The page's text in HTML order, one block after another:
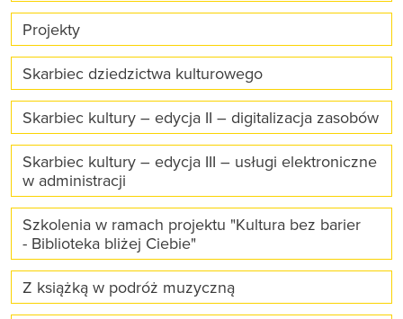
Projekty
Skarbiec dziedzictwa kulturowego
Skarbiec kultury – edycja II – digitalizacja zasobów
Skarbiec kultury – edycja III – usługi elektroniczne
w administracji
Szkolenia w ramach projektu "Kultura bez barier
- Biblioteka bliżej Ciebie"
Z książką w podróż muzyczną